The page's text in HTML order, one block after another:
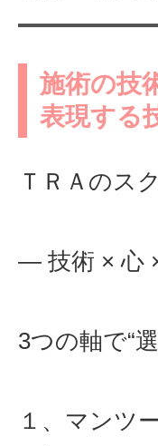
施術の技
表現する
ＴＲＡのス
― 技術 × 心
3つの軸で“
１、マンツ